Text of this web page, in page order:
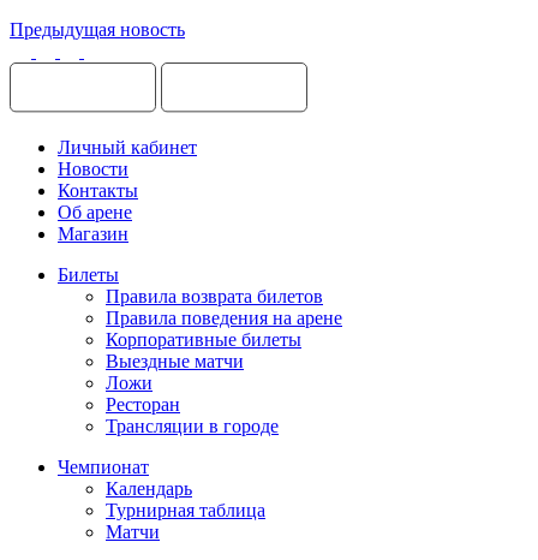
Предыдущая новость
Личный кабинет
Новости
Контакты
Об арене
Магазин
Билеты
Правила возврата билетов
Правила поведения на арене
Корпоративные билеты
Выездные матчи
Ложи
Ресторан
Трансляции в городе
Чемпионат
Календарь
Турнирная таблица
Матчи